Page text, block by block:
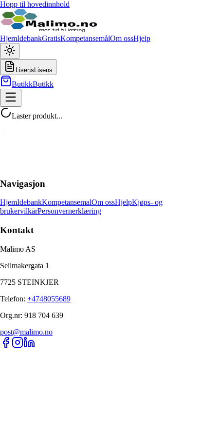
Hopp til hovedinnhold
HjemIdebankGratisKompetansemålOm ossHjelp
Lisens Lisens
ButikkButikk
Laster produkt...
Navigasjon
HjemIdebankKompetansemalOm ossHjelpKjøps- og
brukervilkårPersonvernerklæring
Kontakt
Malimo AS
Seilmakergata 1
7725 STEINKJER
Telefon: +4748055689
Org.nr: 918 704 639
post@malimo.no